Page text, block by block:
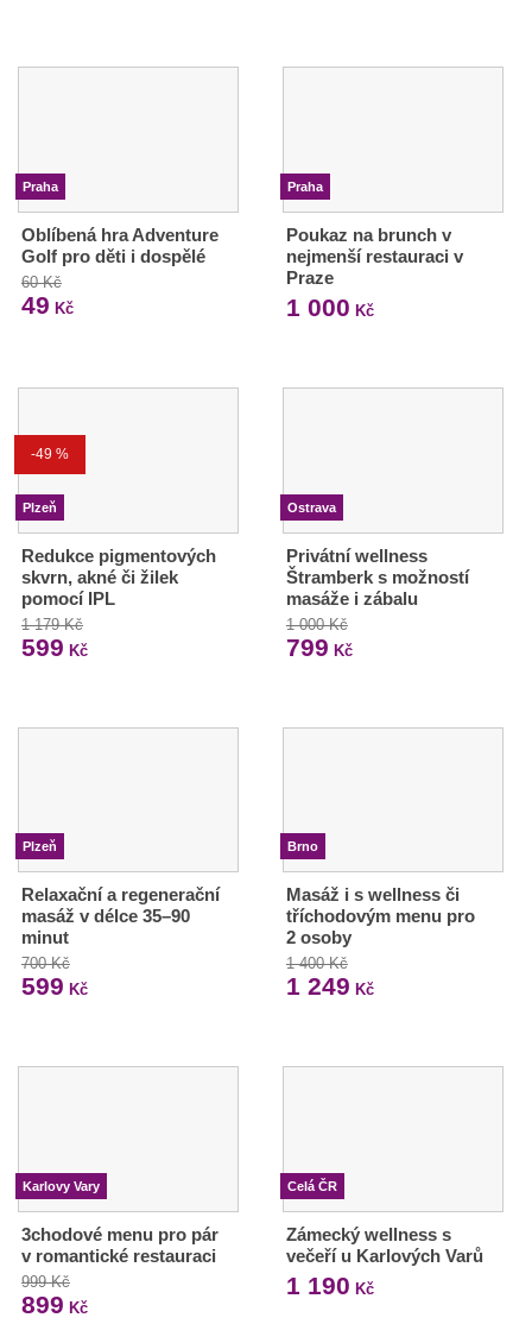
Praha
Oblíbená hra Adventure
Golf pro děti i dospělé
60 Kč
49 Kč
Praha
Poukaz na brunch v
nejmenší restauraci v
Praze
1 000 Kč
-49 %
Plzeň
Redukce pigmentových
skvrn, akné či žilek
pomocí IPL
1 179 Kč
599 Kč
Ostrava
Privátní wellness
Štramberk s možností
masáže i zábalu
1 000 Kč
799 Kč
Plzeň
Relaxační a regenerační
masáž v délce 35–90
minut
700 Kč
599 Kč
Brno
Masáž i s wellness či
tříchodovým menu pro
2 osoby
1 400 Kč
1 249 Kč
Karlovy Vary
3chodové menu pro pár
v romantické restauraci
999 Kč
899 Kč
Celá ČR
Zámecký wellness s
večeří u Karlových Varů
1 190 Kč